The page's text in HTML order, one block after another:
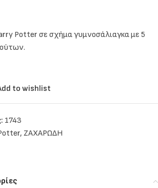
Potter σε σχήμα γυμνοσάλιαγκα με 5
to wishlist
1743
, ΖΑΧΑΡΩΔΗ